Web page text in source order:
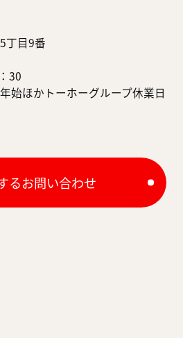
丁目9番
30
始ほかトーホーグループ休業日
るお問い合わせ